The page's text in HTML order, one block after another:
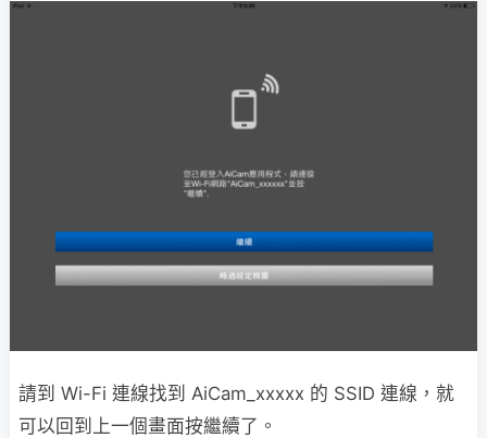
請到 Wi-Fi 連線找到 AiCam_xxxxx 的 SSID 連線，就
可以回到上一個畫面按繼續了。